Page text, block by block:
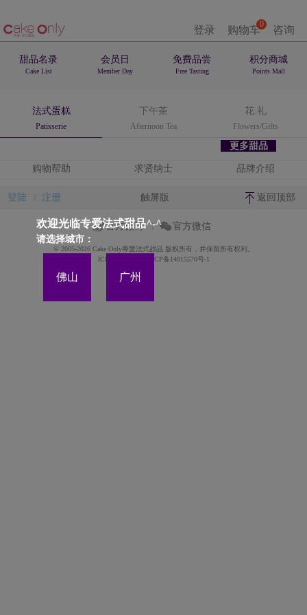
登录 0
购物车 咨询
甜品名录
Cake List
会员日
Member Day
免费品尝
Free Tasting
积分商城
Points Mall
法式蛋糕
Patisserie
下午茶
Afternoon Tea
花.礼
Flowers/Gifts
更多甜品
欢迎光临专爱法式甜品^-^
请选择城市：
佛山 广州
购物帮助 求贤纳士 品牌介绍
登陆 注册 触屏版 返回顶部
官方微博 官方微信
© 2005-2026 Cake Only專愛法式甜品 版权所有，并保留所有权利。
ICP备案证书号:粤ICP备14015570号-1